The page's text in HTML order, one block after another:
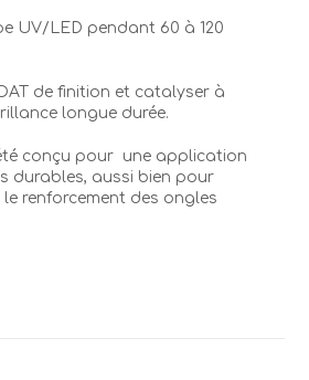
UV/LED pendant 60 à 120
de finition et catalyser à
longue durée.
conçu pour une application
durables, aussi bien pour
le renforcement des ongles